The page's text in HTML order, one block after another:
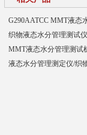
G290AATCC MMT液态
织物液态水分管理测试仪
MMT液态水分管理测试
液态水分管理测定仪/织